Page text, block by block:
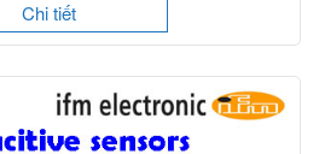
Chi tiết